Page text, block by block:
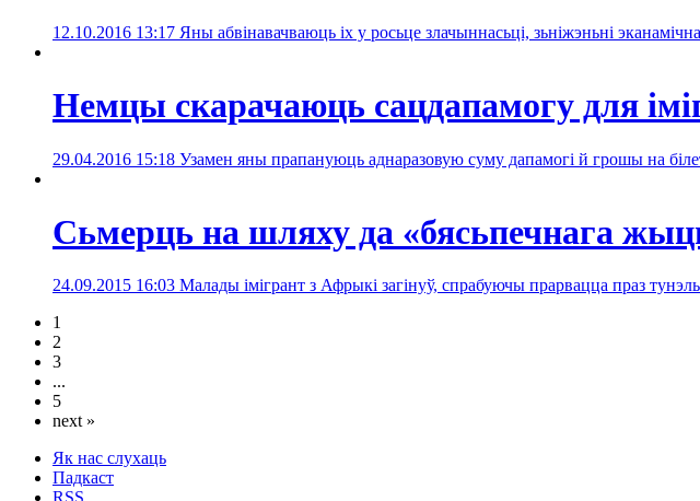
12.10.2016 13:17 Яны абвінавачваюць іх у росьце злачыннасьці, зьніжэньні
Немцы скарачаюць сацдапамогу для
29.04.2016 15:18 Узамен яны прапануюць аднаразовую суму дапамогі й грошы на
Сьмерць на шляху да «бясьпечнага
24.09.2015 16:03 Малады імігрант з Афрыкі загінуў, спрабуючы прарвацца праз
1
2
3
...
5
next »
Як нас слухаць
Падкаст